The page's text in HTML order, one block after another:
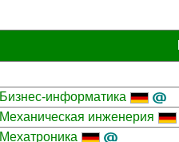
Бизнес-информатика
Механическая инженерия
Мехатроника